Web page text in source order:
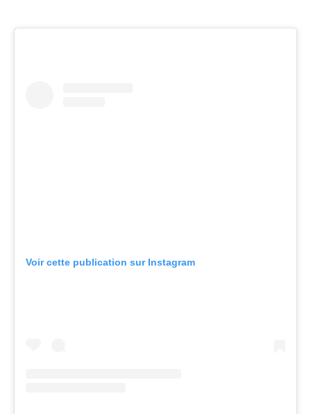
Voir cette publication sur Instagram